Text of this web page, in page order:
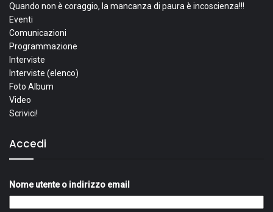
Quando non è coraggio, la mancanza di paura è incoscienza!!!
Eventi
Comunicazioni
Programmazione
Interviste
Interviste (elenco)
Foto Album
Video
Scrivici!
Accedi
Nome utente o indirizzo email